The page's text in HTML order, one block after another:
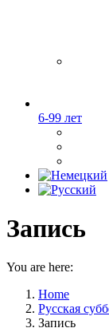
6-99 лет
Запись
You are here:
Home
Русская
Запись